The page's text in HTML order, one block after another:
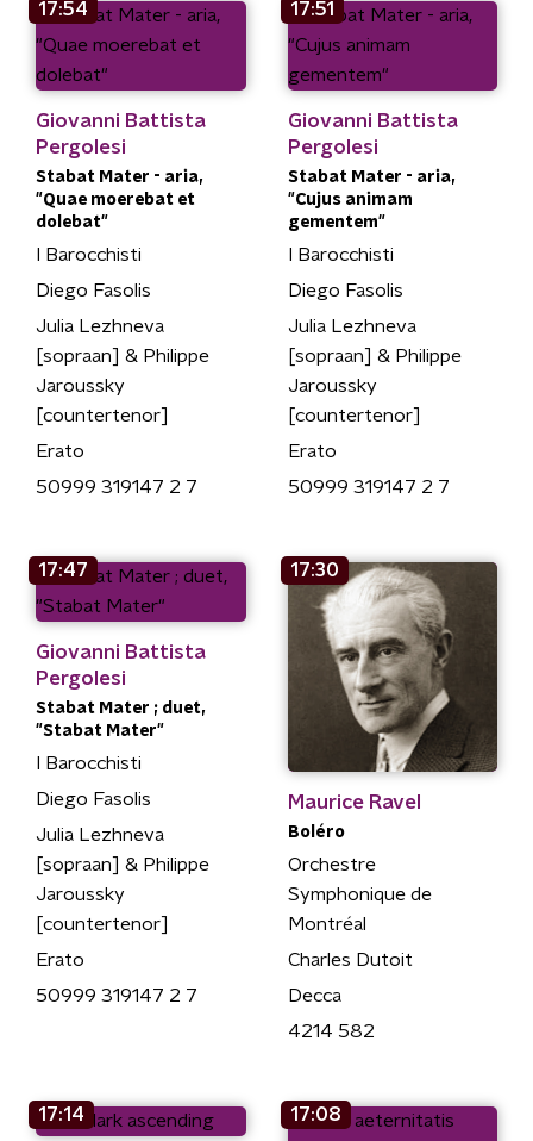
17:54
Giovanni Battista
Pergolesi
Stabat Mater - aria,
"Quae moerebat et
dolebat"
I Barocchisti
Diego Fasolis
Julia Lezhneva
[sopraan] & Philippe
Jaroussky
[countertenor]
Erato
50999 319147 2 7
17:51
Giovanni Battista
Pergolesi
Stabat Mater - aria,
"Cujus animam
gementem"
I Barocchisti
Diego Fasolis
Julia Lezhneva
[sopraan] & Philippe
Jaroussky
[countertenor]
Erato
50999 319147 2 7
17:47
Giovanni Battista
Pergolesi
Stabat Mater ; duet,
"Stabat Mater"
I Barocchisti
Diego Fasolis
Julia Lezhneva
[sopraan] & Philippe
Jaroussky
[countertenor]
Erato
50999 319147 2 7
17:30
Maurice Ravel
Boléro
Orchestre
Symphonique de
Montréal
Charles Dutoit
Decca
4214 582
17:14 17:08